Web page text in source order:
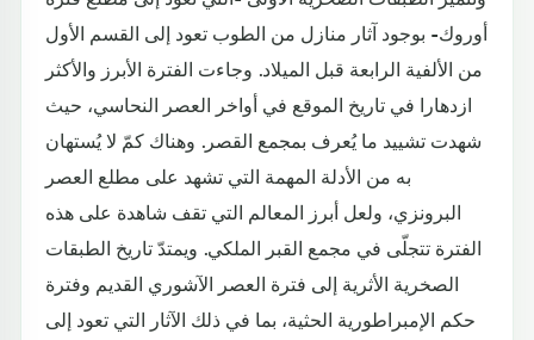
أوروك- بوجود آثار منازل من الطوب تعود إلى القسم الأول
من الألفية الرابعة قبل الميلاد. وجاءت الفترة الأبرز والأكثر
ازدهارا في تاريخ الموقع في أواخر العصر النحاسي، حيث
شهدت تشييد ما يُعرف بمجمع القصر. وهناك كمّ لا يُستهان
به من الأدلة المهمة التي تشهد على مطلع العصر
البرونزي، ولعل أبرز المعالم التي تقف شاهدة على هذه
الفترة تتجلّى في مجمع القبر الملكي. ويمتدّ تاريخ الطبقات
الصخرية الأثرية إلى فترة العصر الآشوري القديم وفترة
حكم الإمبراطورية الحثية، بما في ذلك الآثار التي تعود إلى